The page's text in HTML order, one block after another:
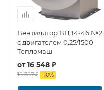
Вентилятор ВЦ 14-46 №2
с двигателем 0,25/1500
Тепломаш
от16 548 ₽
18 387 ₽ -10%